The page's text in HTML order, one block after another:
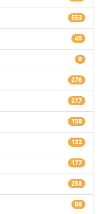
553
49
6
276
217
138
132
177
258
88